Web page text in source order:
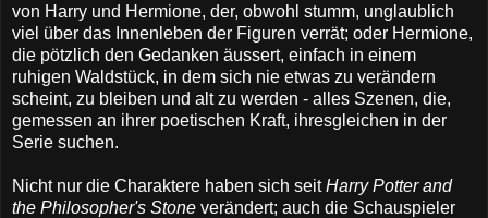
von Harry und Hermione, der, obwohl stumm, unglaublich
viel über das Innenleben der Figuren verrät; oder Hermione,
die pötzlich den Gedanken äussert, einfach in einem
ruhigen Waldstück, in dem sich nie etwas zu verändern
scheint, zu bleiben und alt zu werden - alles Szenen, die,
gemessen an ihrer poetischen Kraft, ihresgleichen in der
Serie suchen.
Nicht nur die Charaktere haben sich seitHarry Potter and
the Philosopher's Stone verändert; auch die Schauspieler